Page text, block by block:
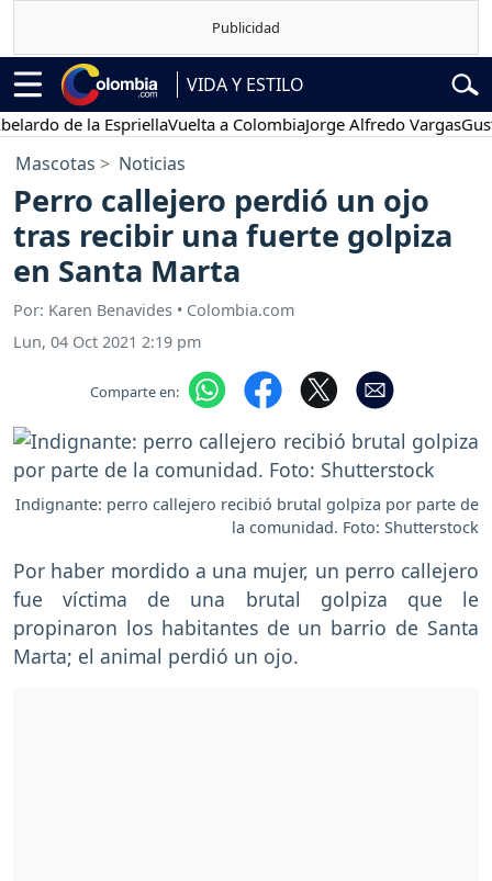
VIDA Y ESTILO
de la EspriellaVuelta a ColombiaJorge Alfredo VargasGustavo
Mascotas Noticias
Perro callejero perdió un ojo
tras recibir una fuerte golpiza
en Santa Marta
Por: Karen Benavides • Colombia.com
Lun, 04 Oct 2021 2:19 pm
Comparte en:
Indignante: perro callejero recibió brutal golpiza por parte de
la comunidad. Foto: Shutterstock
Por haber mordido a una mujer, un perro callejero
fue víctima de una brutal golpiza que le
propinaron los habitantes de un barrio de Santa
Marta; el animal perdió un ojo.